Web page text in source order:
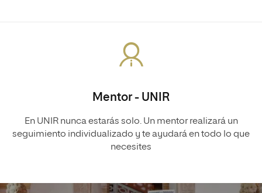
Mentor - UNIR
En UNIR nunca estarás solo. Un mentor realizará un
seguimiento individualizado y te ayudará en todo lo que
necesites